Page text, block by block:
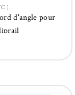
)
d'angle pour